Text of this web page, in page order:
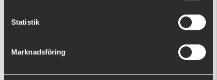
Statistik
Marknadsföring